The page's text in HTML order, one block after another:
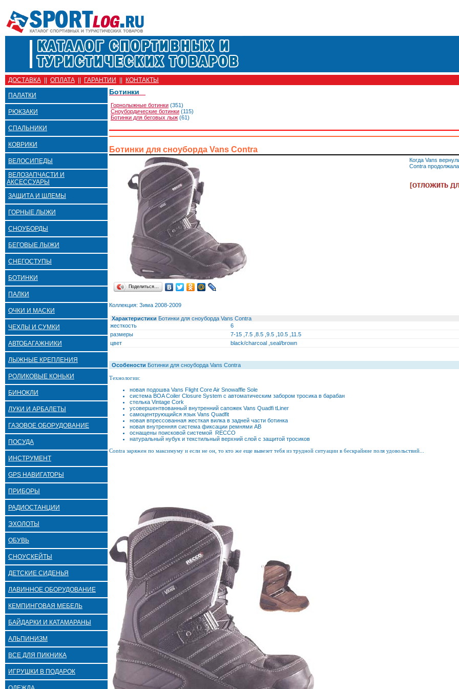
ДОСТАВКА ОПЛАТА ГАРАНТИИ КОНТАКТЫ
ПАЛАТКИ
РЮКЗАКИ
СПАЛЬНИКИ
КОВРИКИ
ВЕЛОСИПЕДЫ
ВЕЛОЗАПЧАСТИ И
АКСЕССУАРЫ
ЗАЩИТА И ШЛЕМЫ
ГОРНЫЕ ЛЫЖИ
СНОУБОРДЫ
БЕГОВЫЕ ЛЫЖИ
СНЕГОСТУПЫ
БОТИНКИ
ПАЛКИ
ОЧКИ И МАСКИ
ЧЕХЛЫ И СУМКИ
АВТОБАГАЖНИКИ
ЛЫЖНЫЕ КРЕПЛЕНИЯ
РОЛИКОВЫЕ КОНЬКИ
БИНОКЛИ
ЛУКИ И АРБАЛЕТЫ
ГАЗОВОЕ ОБОРУДОВАНИЕ
ПОСУДА
ИНСТРУМЕНТ
GPS НАВИГАТОРЫ
ПРИБОРЫ
РАДИОСТАНЦИИ
ЭХОЛОТЫ
ОБУВЬ
СНОУСКЕЙТЫ
ДЕТСКИЕ СИДЕНЬЯ
ЛАВИННОЕ ОБОРУДОВАНИЕ
КЕМПИНГОВАЯ МЕБЕЛЬ
БАЙДАРКИ И КАТАМАРАНЫ
АЛЬПИНИЗМ
ВСЕ ДЛЯ ПИКНИКА
ИГРУШКИ В ПОДАРОК
Ботинки
Горнолыжные ботинки (351)
Сноубордические ботинки (115)
Ботинки для беговых лыж (61)
Ботинки для сноуборда Vans Contra
Поделиться…
Когда Vans
Contra
Коллекция: Зима 2008-2009
Характеристики Ботинки для сноуборда Vans Contra
жесткость
6
размеры
7-15 ,7.5 ,8.5 ,9.5 ,10.5 ,11.5
цвет
black/charcoal ,seal/brown
Особености Ботинки для сноуборда Vans Contra
Технологии:
новая подошва Vans Flight Core Air Snowaffle Sole
система BOA Coiler Closure System с автоматическим забором тросика в барабан
стелька Vintage Сork
усовершентвованный внутренний сапожек Vans Quadfi tLiner
самоцентрующийся язык Vans Quadfit
новая впрессованная жесткая вилка в задней части ботинка
новая внутренняя система фиксации ремнями АВ
оснащены поисковой системой RECCO
натуральный нубук и текстильный верхний слой с защитой тросиков
Contra заряжен по максимуму и если не он, то кто же еще вывезет тебя из трудной ситуации в бескрайние поля удовольствий...